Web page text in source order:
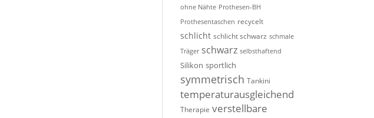
ohne Nähte Prothesen-BH
Prothesentaschen recycelt
schlicht schlicht schwarz schmale
Träger schwarz selbsthaftend
Silikon sportlich
symmetrisch Tankini
temperaturausgleichend
Therapie verstellbare